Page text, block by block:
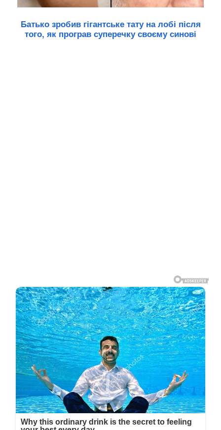
Батько зробив гігантське тату на лобі після
того, як програв суперечку своєму синові